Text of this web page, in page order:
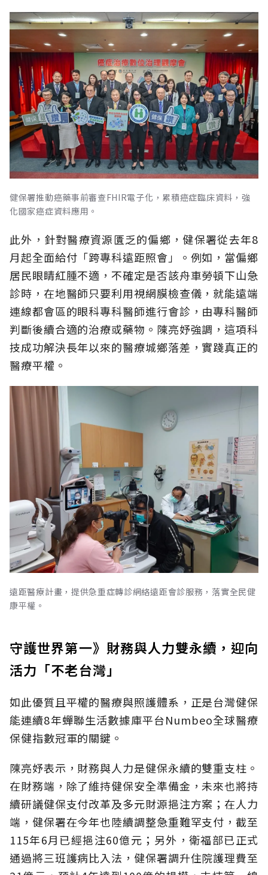
健保署推動癌藥事前審查FHIR電子化，累積癌症臨床資料，強
化國家癌症資料應用。
此外，針對醫療資源匱乏的偏鄉，健保署從去年8
月起全面給付「跨專科遠距照會」。例如，當偏鄉
居民眼睛紅腫不適，不確定是否該舟車勞頓下山急
診時，在地醫師只要利用視網膜檢查儀，就能遠端
連線都會區的眼科專科醫師進行會診，由專科醫師
判斷後續合適的治療或藥物。陳亮妤強調，這項科
技成功解決長年以來的醫療城鄉落差，實踐真正的
醫療平權。
遠距醫療計畫，提供急重症轉診網絡遠距會診服務，落實全民健
康平權。
守護世界第一》財務與人力雙永續，迎向
活力「不老台灣」
如此優質且平權的醫療與照護體系，正是台灣健保
能連續8年蟬聯生活數據庫平台Numbeo全球醫療
保健指數冠軍的關鍵。
陳亮妤表示，財務與人力是健保永續的雙重支柱。
在財務端，除了維持健保安全準備金，未來也將持
續研議健保支付改革及多元財源挹注方案；在人力
端，健保署在今年也陸續調整急重難罕支付，截至
115年6月已經挹注60億元；另外，衛福部已正式
通過將三班護病比入法，健保署調升住院護理費至